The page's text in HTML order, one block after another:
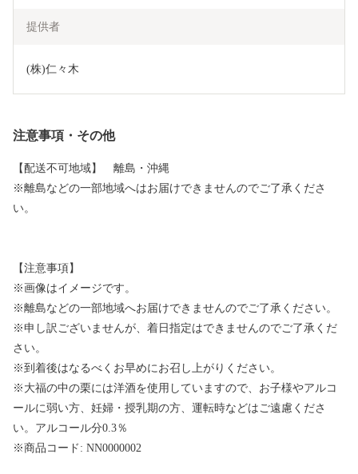
提供者
(株)仁々木
注意事項・その他
【配送不可地域】 離島・沖縄
※離島などの一部地域へはお届けできませんのでご了承くださ
い。
【注意事項】
※画像はイメージです。
※離島などの一部地域へお届けできませんのでご了承ください。
※申し訳ございませんが、着日指定はできませんのでご了承くだ
さい。
※到着後はなるべくお早めにお召し上がりください。
※大福の中の栗には洋酒を使用していますので、お子様やアルコ
ールに弱い方、妊婦・授乳期の方、運転時などはご遠慮くださ
い。アルコール分0.3％
※商品コード: NN0000002